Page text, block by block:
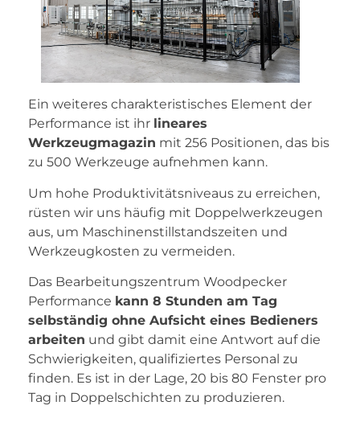
Ein weiteres charakteristisches Element der
Performance ist ihr lineares
Werkzeugmagazin mit 256 Positionen, das bis
zu 500 Werkzeuge aufnehmen kann.
Um hohe Produktivitätsniveaus zu erreichen,
rüsten wir uns häufig mit Doppelwerkzeugen
aus, um Maschinenstillstandszeiten und
Werkzeugkosten zu vermeiden.
Das Bearbeitungszentrum Woodpecker
Performance kann 8 Stunden am Tag
selbständig ohne Aufsicht eines Bedieners
arbeiten und gibt damit eine Antwort auf die
Schwierigkeiten, qualifiziertes Personal zu
finden. Es ist in der Lage, 20 bis 80 Fenster pro
Tag in Doppelschichten zu produzieren.